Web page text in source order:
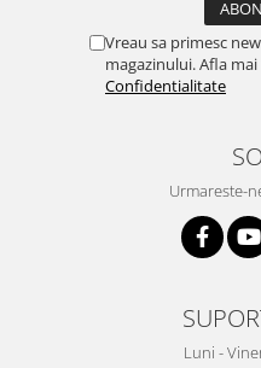
Mobila si transport animale
companie
Zgarzi, lese si hamuri
PC, Periferice & Software
Imprimante, Scanere &
Servere, Componente & UPS
Vreau sa primesc
magazinului. Afla
Confidentialitate
Urmareste-
Luni -